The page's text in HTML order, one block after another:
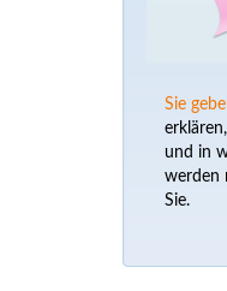
Sie
und in
werden
Sie.